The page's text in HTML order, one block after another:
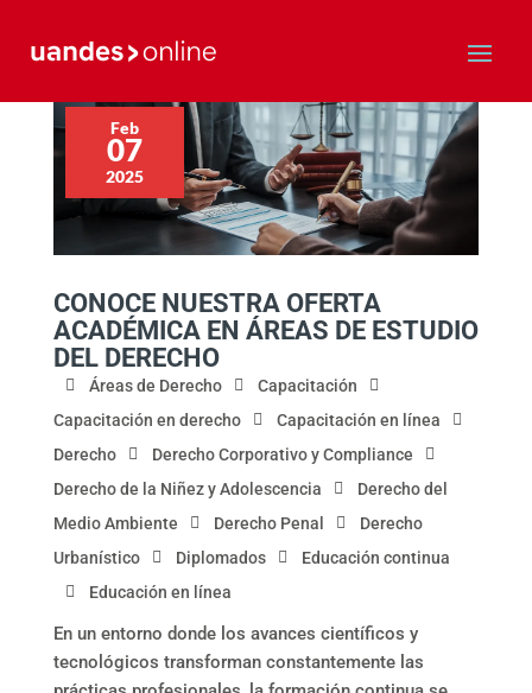
CONOCE NUESTRA OFERTA
ACADÉMICA EN ÁREAS DE ESTUDIO
DEL DERECHO
Áreas de Derecho
Capacitación
Capacitación en derecho
Capacitación en línea
Derecho
Derecho Corporativo y Compliance
Derecho de la Niñez y Adolescencia
Derecho del
Medio Ambiente
Derecho Penal
Derecho
Urbanístico
Diplomados
Educación continua
Educación en línea
En un entorno donde los avances científicos y
tecnológicos transforman constantemente las
Feb
07
2025